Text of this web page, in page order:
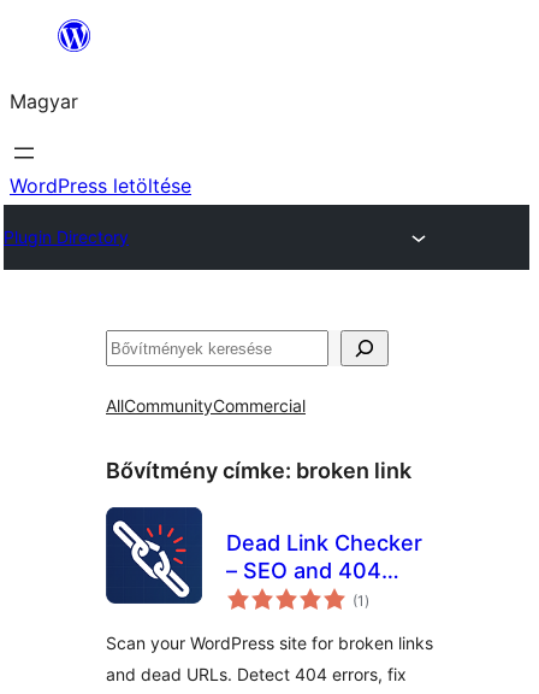
Ugrás
tartalomhoz
Magyar
WordPress letöltése
Plugin Directory
Keresés
AllCommunityCommercial
Bővítmény címke: broken link
Dead Link Checker
– SEO and 404
error Fix
(1 értékelés
összesen
)
Scan your WordPress site for broken links
and dead URLs. Detect 404 errors, fix